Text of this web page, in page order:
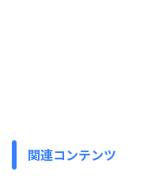
関連コンテンツ